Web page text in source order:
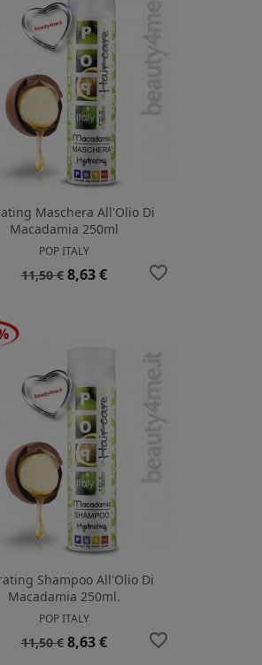
Maschera All'Olio Di
Macadamia 250ml
POP ITALY
Prezzo
11,50 € Prezzo
8,63 € favorite_border
Shampoo All'Olio Di
Macadamia 250ml.
POP ITALY
Prezzo
11,50 € Prezzo
8,63 € favorite_border